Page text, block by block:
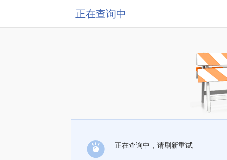
正在查询中
正在查询中，请刷新重试